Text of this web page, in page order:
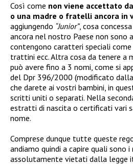
Così come non viene accettato
o una madre o fratelli ancora in
aggiungendo “Junior”, cosa
ancora nel nostro Paese non sono
contengono caratteri speciali
trattini ecc. Altra cosa da tenere a
può avere fino a 3 nomi, come si
del Dpr 396/2000 (modificato
che darete ai vostri bambini, in
scritti uniti o separati. Nella
estratti di nascita o certificati vari
nome.
Comprese dunque tutte queste
andiamo quindi a capire quali sono i
assolutamente vietati dalla legge